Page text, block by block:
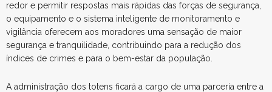
redor e permitir respostas mais rápidas das forças de segurança,
o equipamento e o sistema inteligente de monitoramento e
vigilância oferecem aos moradores uma sensação de maior
segurança e tranquilidade, contribuindo para a redução dos
índices de crimes e para o bem-estar da população.
A administração dos totens ficará a cargo de uma parceria entre a